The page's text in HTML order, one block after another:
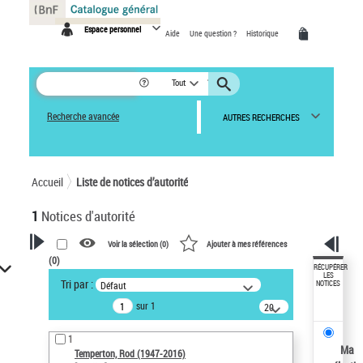
Espace personnel Aide Une question ? Historique
Tout
Recherche avancée AUTRES RECHERCHES
Accueil Liste de notices d’autorité
1 Notices d'autorité
VOTRE RECHERCHE
Recherche avancée dans les
notices d’autorité
Œuvres liées à l'auteur :
Temperton, Rod (1947-2016)
Voir la sélection (0) Ajouter à mes références
(0)
Tri par : Défaut
sur 1
20
résultats/page
1
Temperton, Rod (1947-2016)
RÉCUPÉRER
LES
NOTICES
Ma
Panneau de gestion des cookies